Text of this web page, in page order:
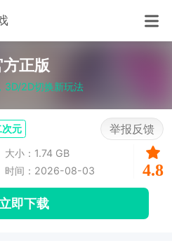
正版
3D/2D切换新玩法
次元 举报反馈
大小：1.74 GB
时间：2026-08-03 4.8
立即下载